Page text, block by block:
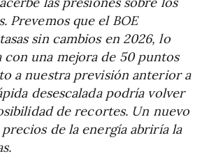
Prevemos que el BOE
sin cambios en 2026, lo
una mejora de 50 puntos
a nuestra previsión anterior a
desescalada podría volver
de recortes. Un nuevo
de la energía abriría la